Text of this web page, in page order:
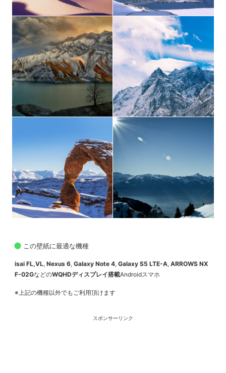
この壁紙に最適な機種
isai FL,VL, Nexus 6, Galaxy Note 4, Galaxy S5 LTE-A, ARROWS NX
F-02GなどのWQHDディスプレイ搭載Androidスマホ
※上記の機種以外でもご利用頂けます
スポンサーリンク